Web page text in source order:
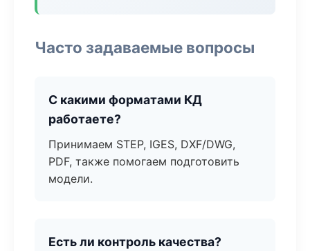
Часто задаваемые вопросы
С какими форматами КД
работаете?
Принимаем STEP, IGES, DXF/DWG,
PDF, также помогаем подготовить
модели.
Есть ли контроль качества?